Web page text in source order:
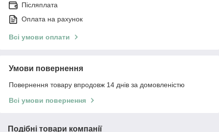
Післяплата
Оплата на рахунок
Всі умови оплати
Умови повернення
Повернення товару впродовж 14 днів за домовленістю
Всі умови повернення
Подібні товари компанії